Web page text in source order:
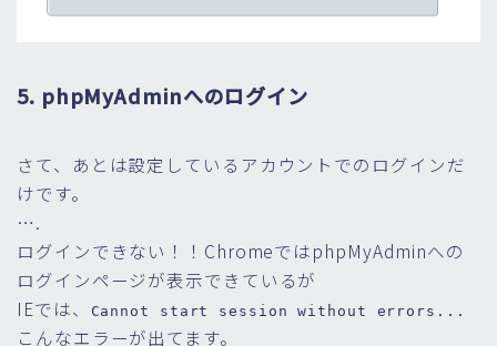
5. phpMyAdminへのログイン
さて、あとは設定しているアカウントでのログインだ
けです。
….
ログインできない！！ChromeではphpMyAdminへの
ログインページが表示できているが
IEでは、
Cannot start session without errors...
こんなエラーが出てます。